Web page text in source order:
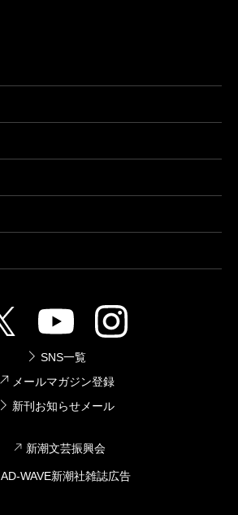
SNS一覧
メールマガジン登録
新刊お知らせメール
新潮文芸振興会
AD-WAVE新潮社雑誌広告